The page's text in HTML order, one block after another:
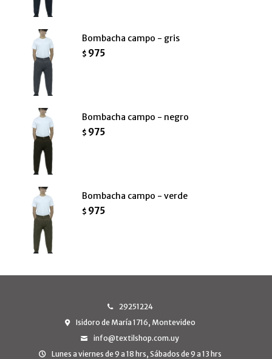
Bombacha campo - gris
$ 975
Bombacha campo - negro
$ 975
Bombacha campo - verde
$ 975
29251224
Isidoro de María 1716, Montevideo
info@textilshop.com.uy
Lunes a viernes de 9 a 18 hrs, Sábados de 9 a 13 hrs